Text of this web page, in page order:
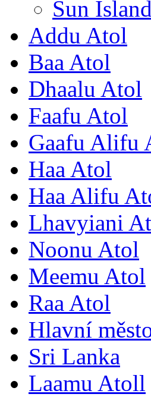
Sun Island
Addu Atol
Baa Atol
Dhaalu Atol
Faafu Atol
Gaafu Alifu
Haa Atol
Haa Alifu
Lhavyiani
Noonu Atol
Meemu Atol
Raa Atol
Hlavní
Sri Lanka
Laamu Atoll